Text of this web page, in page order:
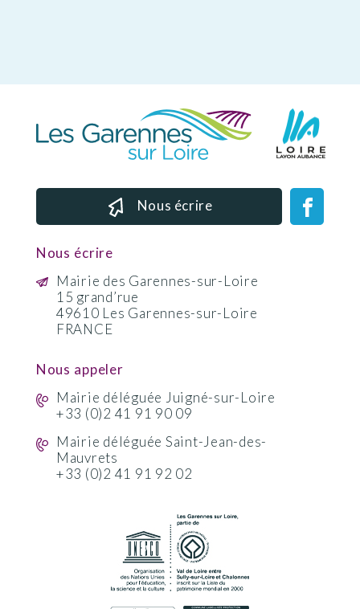
Nous écrire
Nous écrire
Mairie des Garennes-sur-Loire
15 grand’rue
49610 Les Garennes-sur-Loire
FRANCE
Nous appeler
Mairie déléguée Juigné-sur-Loire
+33 (0)2 41 91 90 09
Mairie déléguée Saint-Jean-des-
Mauvrets
+33 (0)2 41 91 92 02